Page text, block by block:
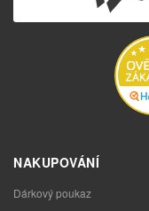
NAKUPOVÁNÍ
Dárkový poukaz